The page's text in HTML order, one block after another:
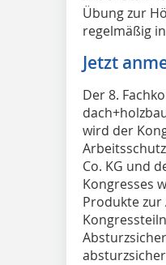
Übung zur
regelmäßig
Jetzt
Der 8.
wird der
Co. KG und
Kongresses
Produkte